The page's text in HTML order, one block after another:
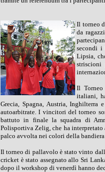
Il torneo
da
secondi i
Lipsia,
Il Torneo
italiani,
Grecia, Spagna, Austria,
autoarbitrate. I vincitori del torneo
battuto in finale la squadra di
Polisportiva Zelig, che ha
palco avvolta nei colori della
Il torneo di pallavolo è stato vinto
cricket è stato assegnato allo Sri
dopo il workshop di venerdì hanno